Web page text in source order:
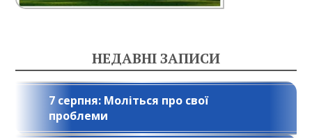
НЕДАВНІ ЗАПИСИ
7 серпня: Моліться про свої
проблеми